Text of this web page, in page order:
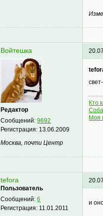
Войтешка
Редактор
Сообщений:9692
Регистрация: 13.06.2009
Москва, почти Центр
Кто
Моя
tefora
Пользователь
Сообщений:6
Регистрация: 11.01.2011
и